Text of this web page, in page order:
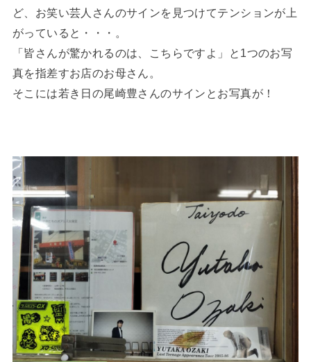
ど、お笑い芸人さんのサインを見つけてテンションが上
がっていると・・・。
「皆さんが驚かれるのは、こちらですよ」と1つのお写
真を指差すお店のお母さん。
そこには若き日の尾崎豊さんのサインとお写真が！